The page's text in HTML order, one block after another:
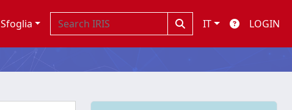
Sfoglia IT LOGIN